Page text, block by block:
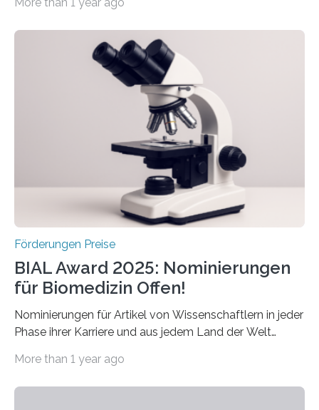
hochrangige wissenschaftliche Publikation zum Thema
Schlaganfall“ mit Sitz in Würzburg fördert die
Schlaganfallforschung, um die Behandlung der
Betroffenen zu verbessern. Dazu schreibt sie auch in
diesem Jahr wieder deutschlandweit den Hentschel-
Preis aus. Er richtet sich gezielt an jüngere
Forscherinnen und Forscher unter 40 Jahren. Geehrt
werden soll eine herausragende Doktorarbeit oder eine
hochrangige wissenschaftliche Publikation zum Thema
More than 1 year ago
Förderungen Preise
BIAL Award 2025: Nominierungen
für Biomedizin Offen!
Nominierungen für Artikel von Wissenschaftlern in jeder
Phase ihrer Karriere und aus jedem Land der Welt
Leben gerufen, um die bemerkenswertesten
More than 1 year ago